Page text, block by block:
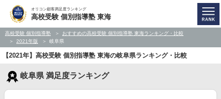
オリコン顧客満足度ランキング
高校受験 個別指導塾 東海
高校受験 個別指導塾
おすすめの高校受験 個別指導塾 東海ランキング・比較
2021年版
岐阜県
【2021年】高校受験 個別指導塾 東海の岐阜県ランキング・比較
岐阜県 満足度ランキング